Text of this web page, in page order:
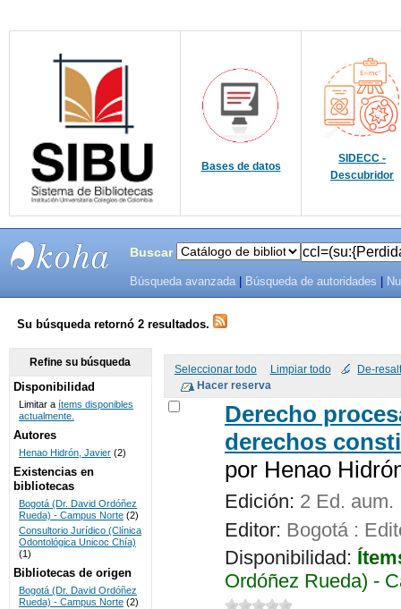
Bases de datos
SIDECC -
Descubridor
SISTEMAS
DE
BIBLIOTECAS
UNICOC
Buscar
Búsqueda avanzada Búsqueda de autoridades
Su búsqueda retornó 2 resultados.
Seleccionar todo Limpiar todo De-
Derecho
derechos
por Henao
Edición: 2 Ed. aum.
Editor: Bogotá :
Disponibilidad:
Ordóñez Rueda) -
Refine su búsqueda
Disponibilidad
Limitar a ítems disponibles
actualmente.
Autores
Henao Hidrón, Javier (2)
Existencias en
bibliotecas
Bogotá (Dr. David Ordóñez
Rueda) - Campus Norte (2)
Consultorio Jurídico (Clínica
Odontológica Unicoc Chía)
(1)
Bibliotecas de origen
Bogotá (Dr. David Ordóñez
Rueda) - Campus Norte (2)